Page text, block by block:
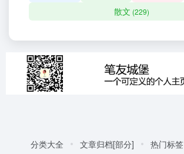
散文 (229)
分类大全 文章归档[部分] 热门标签